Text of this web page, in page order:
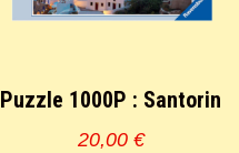
Puzzle 1000P : Santorin
20,00 €